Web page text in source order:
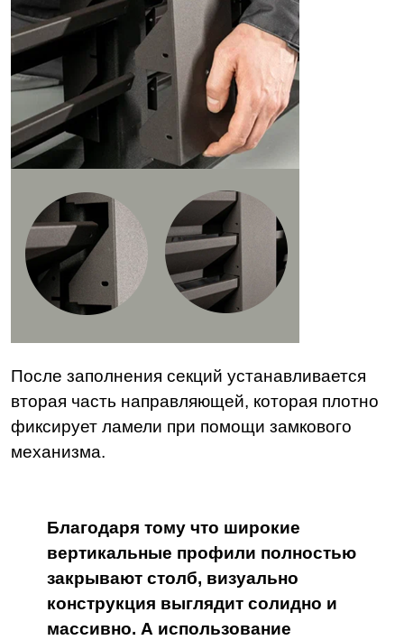
После заполнения секций устанавливается
вторая часть направляющей, которая плотно
фиксирует ламели при помощи замкового
механизма.
Благодаря тому что широкие
вертикальные профили полностью
закрывают столб, визуально
конструкция выглядит солидно и
массивно. А использование